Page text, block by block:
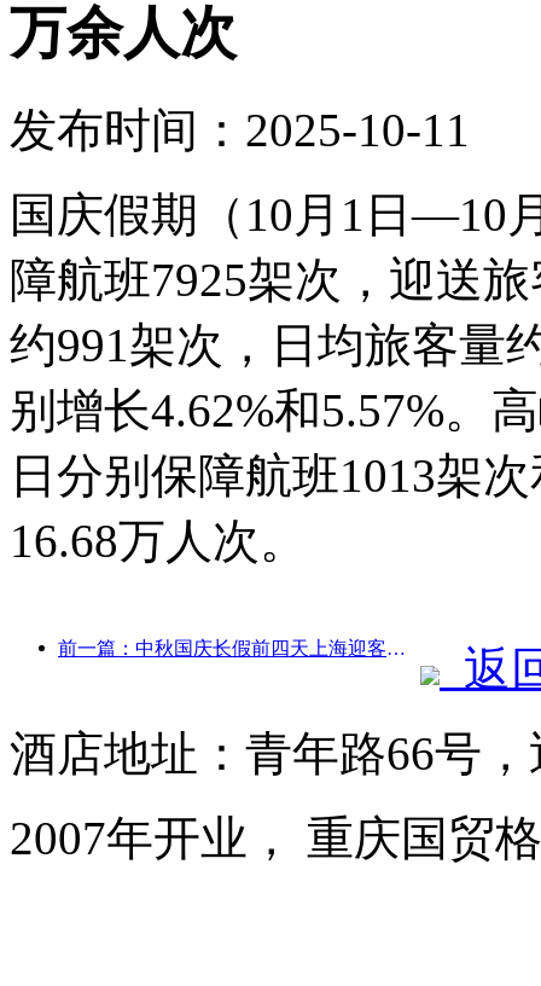
万余人次
发布时间：2025-10-11
国庆假期（10月1日—10
障航班7925架次，迎送
约991架次，日均旅客量
别增长4.62%和5.57%。
日分别保障航班1013架
16.68万人次。
前一篇：中秋国庆长假前四天上海迎客逾1511万人次，同比增长超两成
返
酒店地址：青年路66号
2007年开业， 重庆国